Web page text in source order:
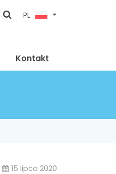
pokaż
PL
Kontakt
15 lipca 2020